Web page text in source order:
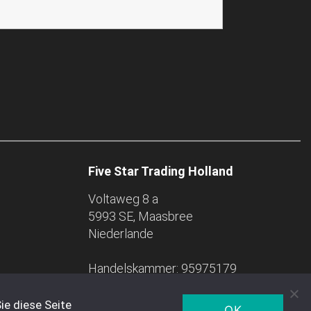
Five Star Trading Holland
Voltaweg 8 a
5993 SE, Maasbree
Niederlande
Handelskammer: 95975179
diese Seite